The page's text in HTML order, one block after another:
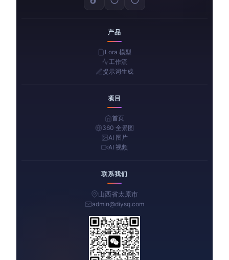
产品
Lora 模型
工作流
提示词生成
项目
首页
360 全景图
AI 图片
AI 视频
联系我们
山西省太原市
admin@diysq.com